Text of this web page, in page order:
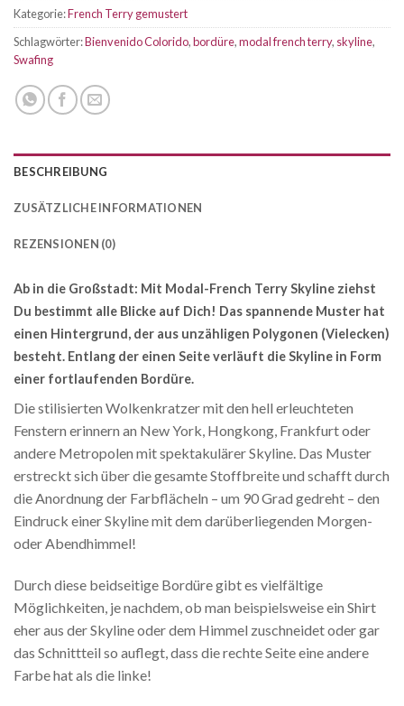
Kategorie:French Terry gemustert
Schlagwörter:Bienvenido Colorido,bordüre,modal french terry, skyline,
Swafing
BESCHREIBUNG
ZUSÄTZLICHE INFORMATIONEN
REZENSIONEN (0)
Ab in die Großstadt: Mit Modal-French Terry Skyline ziehst
Du bestimmt alle Blicke auf Dich! Das spannende Muster hat
einen Hintergrund, der aus unzähligen Polygonen (Vielecken)
besteht. Entlang der einen Seite verläuft die Skyline in Form
einer fortlaufenden Bordüre.
Die stilisierten Wolkenkratzer mit den hell erleuchteten
Fenstern erinnern an New York, Hongkong, Frankfurt oder
andere Metropolen mit spektakulärer Skyline. Das Muster
erstreckt sich über die gesamte Stoffbreite und schafft durch
die Anordnung der Farbflächeln – um 90 Grad gedreht – den
Eindruck einer Skyline mit dem darüberliegenden Morgen-
oder Abendhimmel!
Durch diese beidseitige Bordüre gibt es vielfältige
Möglichkeiten, je nachdem, ob man beispielsweise ein Shirt
eher aus der Skyline oder dem Himmel zuschneidet oder gar
das Schnittteil so auflegt, dass die rechte Seite eine andere
Farbe hat als die linke!